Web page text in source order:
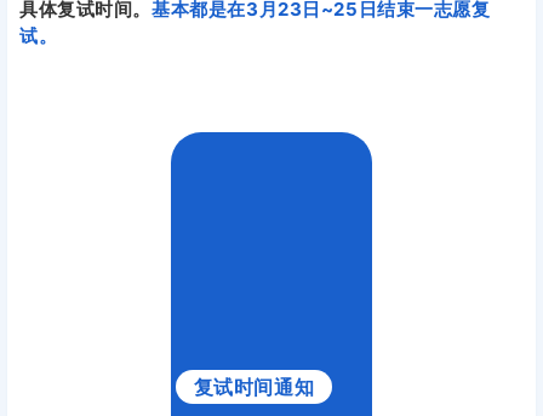
具体复试时间。基本都是在3月23日~25日结束一志愿复
试。
复试时间通知